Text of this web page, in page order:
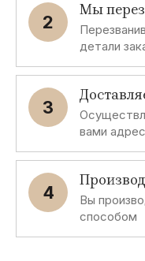
2
Мы
детали
3
вами
4
Вы
способом